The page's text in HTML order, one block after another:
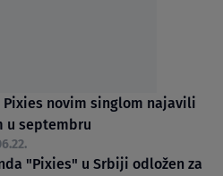
Pixies novim singlom najavili
u septembru
"Pixies" u Srbiji odložen za